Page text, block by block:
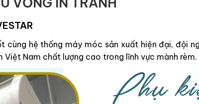
hệ thống máy móc sản xuất hiện đại, đội
Việt Nam chất lượng cao trong lĩnh vực mành rèm.